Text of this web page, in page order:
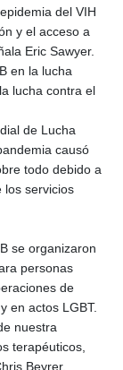
del VIH
y el acceso a
Eric Sawyer.
en la lucha
lucha contra el
de Lucha
causó
todo debido a
los servicios
se organizaron
personas
de
en actos LGBT.
nuestra
terapéuticos,
Beyrer,